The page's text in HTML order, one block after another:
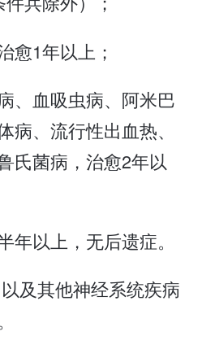
愈1年以上；
、血吸虫病、阿米巴
病、流行性出血热、
氏菌病，治愈2年以
年以上，无后遗症。
及其他神经系统疾病